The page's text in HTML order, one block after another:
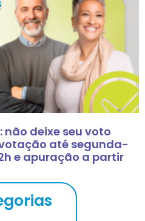
não deixe seu voto
até segunda-
e apuração a partir